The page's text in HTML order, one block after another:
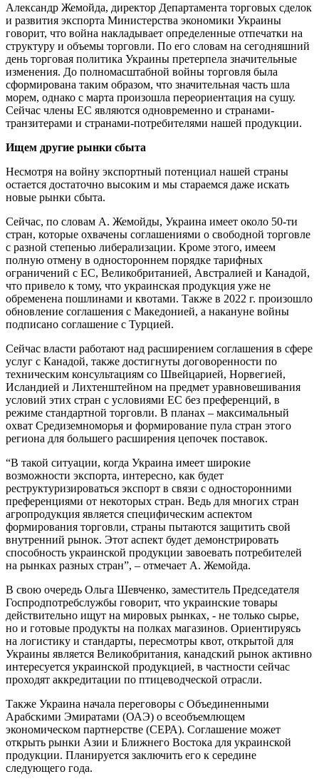
Александр Жемойда, директор Департамента торговых сделок
и развития экспорта Министерства экономики Украины
говорит, что война накладывает определенные отпечатки на
структуру и объемы торговли. По его словам на сегодняшний
день торговая политика Украины претерпела значительные
изменения. До полномасштабной войны торговля была
сформирована таким образом, что значительная часть шла
морем, однако с марта произошла переориентация на сушу.
Сейчас члены ЕС являются одновременно и странами-
транзитерами и странами-потребителями нашей продукции.
Ищем другие рынки сбыта
Несмотря на войну экспортный потенциал нашей страны
остается достаточно высоким и мы стараемся даже искать
новые рынки сбыта.
Сейчас, по словам А. Жемойды, Украина имеет около 50-ти
стран, которые охвачены соглашениями о свободной торговле
с разной степенью либерализации. Кроме этого, имеем
полную отмену в одностороннем порядке тарифных
ограничений с ЕС, Великобританией, Австралией и Канадой,
что привело к тому, что украинская продукция уже не
обременена пошлинами и квотами. Также в 2022 г. произошло
обновление соглашения с Македонией, а накануне войны
подписано соглашение с Турцией.
Сейчас власти работают над расширением соглашения в сфере
услуг с Канадой, также достигнуты договоренности по
техническим консультациям со Швейцарией, Норвегией,
Исландией и Лихтенштейном на предмет уравновешивания
условий этих стран с условиями ЕС без преференций, в
режиме стандартной торговли. В планах – максимальный
охват Средиземноморья и формирование пула стран этого
региона для большего расширения цепочек поставок.
“В такой ситуации, когда Украина имеет широкие
возможности экспорта, интересно, как будет
реструктуризироваться экспорт в связи с односторонними
преференциями от некоторых стран. Ведь для многих стран
агропродукция является специфическим аспектом
формирования торговли, страны пытаются защитить свой
внутренний рынок. Этот аспект будет демонстрировать
способность украинской продукции завоевать потребителей
на рынках разных стран”, – отмечает А. Жемойда.
В свою очередь Ольга Шевченко, заместитель Председателя
Госпродпотребслужбы говорит, что украинские товары
действительно ищут на мировых рынках, - не только сырье,
но и готовые продукты на полках магазинов. Ориентируясь
на логистику и стандарты, пересмотры квот, открытой для
Украины является Великобритания, канадский рынок активно
интересуется украинской продукцией, в частности сейчас
проходят аккредитации по птицеводческой отрасли.
Также Украина начала переговоры с Объединенными
Арабскими Эмиратами (ОАЭ) о всеобъемлющем
экономическом партнерстве (СЕРА). Соглашение может
открыть рынки Азии и Ближнего Востока для украинской
продукции. Планируется заключить его к середине
следующего года.